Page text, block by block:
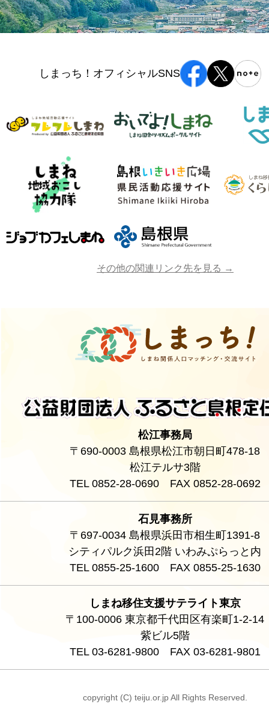
しまっち！オフィシャルSNS
その他の関連リンク先を見る →
松江事務局
〒690-0003 島根県松江市朝日町478-18
松江テルサ3階
TEL 0852-28-0690 FAX 0852-28-0692
石見事務所
〒697-0034 島根県浜田市相生町1391-8
シティパルク浜田2階 いわみぷらっと内
TEL 0855-25-1600 FAX 0855-25-1630
しまね移住支援サテライト東京
〒100-0006 東京都千代田区有楽町1-2-14
紫ビル5階
TEL 03-6281-9800 FAX 03-6281-9801
copyright (C) teiju.or.jp All Rights Reserved.